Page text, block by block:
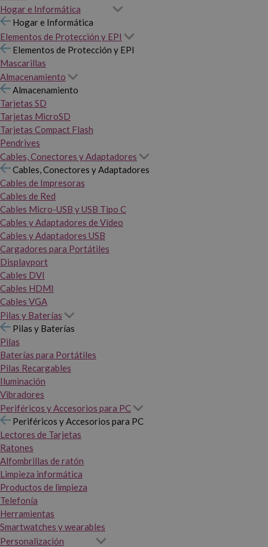
Hogar e Informática
Hogar e Informática
Elementos de Protección y EPI
Elementos de Protección y EPI
Mascarillas
Almacenamiento
Almacenamiento
Tarjetas SD
Tarjetas MicroSD
Tarjetas Compact Flash
Pendrives
Cables, Conectores y Adaptadores
Cables, Conectores y Adaptadores
Cables de Impresoras
Cables de Red
Cables Micro-USB y USB Tipo C
Cables y Adaptadores de Vídeo
Cables y Adaptadores USB
Cargadores para Portátiles
Displayport
Cables DVI
Cables HDMI
Cables VGA
Pilas y Baterías
Pilas y Baterías
Pilas
Baterías para Portátiles
Pilas Recargables
Iluminación
Vibradores
Periféricos y Accesorios para PC
Periféricos y Accesorios para PC
Lectores de Tarjetas
Ratones
Alfombrillas de ratón
Limpieza informática
Productos de limpieza
Telefonía
Herramientas
Smartwatches y wearables
Personalización